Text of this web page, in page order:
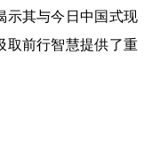
示其与今日中国式现
取前行智慧提供了重